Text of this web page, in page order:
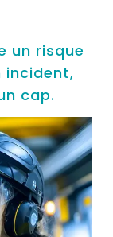
un risque
incident,
cap.